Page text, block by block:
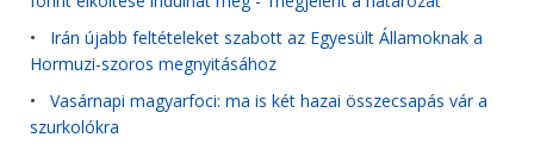
• Irán újabb feltételeket szabott az Egyesült Államoknak a
Hormuzi-szoros megnyitásához
• Vasárnapi magyarfoci: ma is két hazai összecsapás vár a
szurkolókra